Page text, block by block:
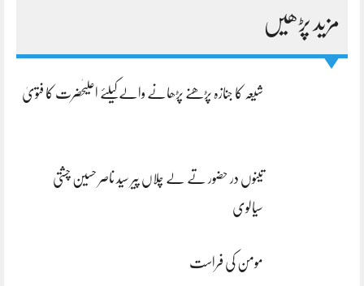
مزید پڑھیں
شیعہ کا جنازہ پڑھنے پڑھانے والےکیلئے اعلیٰحضرت کا فتویٰ
تینوں در حضور تے لے چلاں پیر سید ناصر حسین چشتی
سیالوی
مومن کی فراست